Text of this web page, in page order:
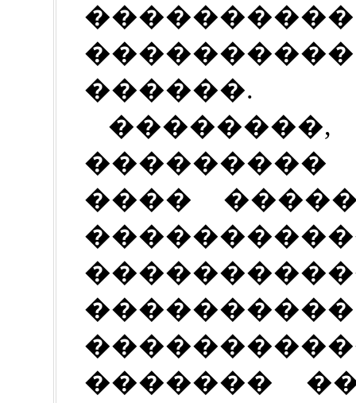
������.
���������
����
�������